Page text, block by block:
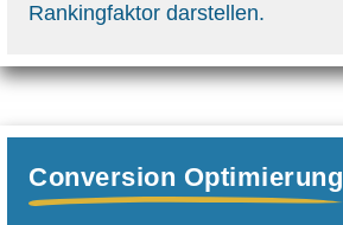
Rankingfaktor darstellen.
Conversion Optimierung